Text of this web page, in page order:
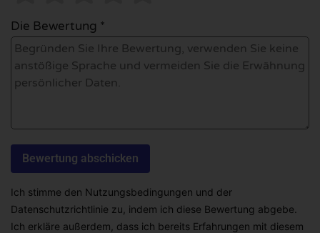
Die Bewertung *
Ich stimme den Nutzungsbedingungen und der
Datenschutzrichtlinie zu, indem ich diese Bewertung abgebe.
Ich erkläre außerdem, dass ich bereits Erfahrungen mit diesem